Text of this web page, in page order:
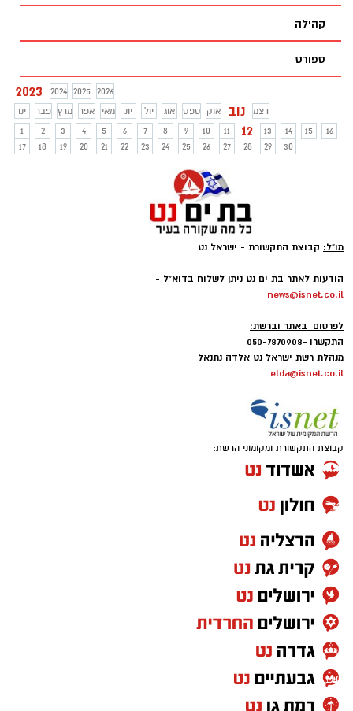
קהילה
ספורט
2023 2024 2025
2026
ינו
פבר מרץ אפר מאי יונ יול אוג ספט אוק נוב
דצמ
1
2 3 4 5 6 7 8 9 10 11 12 13 14 15
16
17
18 19 20 21 22 23 24 25 26 27 28 29 30
מו"ל: קבוצת התקשורת - ישראל נט
הודעות לאתר בת ים נט ניתן לשלוח בדוא"ל -
news@isnet.co.il
לפרסום באתר וברשת:
התקשרו -050-7870908
מנהלת רשת ישראל נט אלדה נתנאל
elda@isnet.co.il
קבוצת התקשורת ומקומוני הרשת: